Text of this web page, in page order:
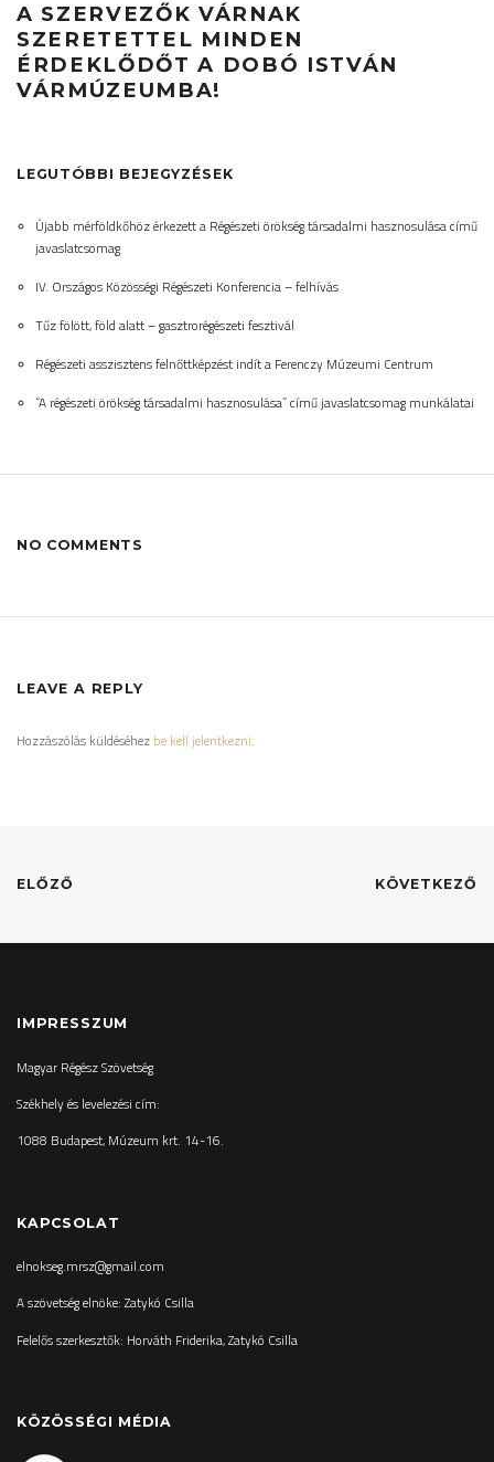
A SZERVEZŐK VÁRNAK
SZERETETTEL MINDEN
ÉRDEKLŐDŐT A DOBÓ ISTVÁN
VÁRMÚZEUMBA!
LEGUTÓBBI BEJEGYZÉSEK
Újabb mérföldkőhöz érkezett a Régészeti örökség társadalmi hasznosulása című
javaslatcsomag
IV. Országos Közösségi Régészeti Konferencia – felhívás
Tűz fölött, föld alatt – gasztrorégészeti fesztivál
Régészeti asszisztens felnőttképzést indít a Ferenczy Múzeumi Centrum
“A régészeti örökség társadalmi hasznosulása” című javaslatcsomag munkálatai
NO COMMENTS
LEAVE A REPLY
Hozzászólás küldéséhez be kell jelentkezni.
ELŐZŐ KÖVETKEZŐ
IMPRESSZUM
Magyar Régész Szövetség
Székhely és levelezési cím:
1088 Budapest, Múzeum krt. 14-16.
KAPCSOLAT
elnokseg.mrsz@gmail.com
A szövetség elnöke: Zatykó Csilla
Felelős szerkesztők: Horváth Friderika, Zatykó Csilla
KÖZÖSSÉGI MÉDIA